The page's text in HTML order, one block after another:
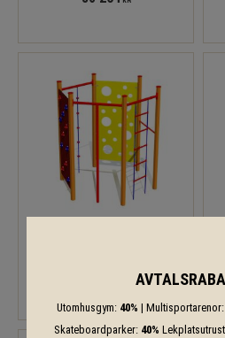
Utomhusgym: 40% | Multisportarenor:
Skateboardparker: 40%